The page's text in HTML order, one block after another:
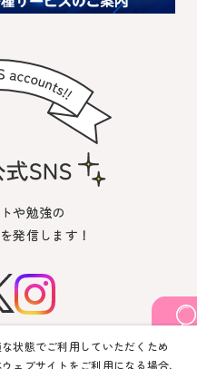
や勉強の
発信します！
状態でご利用していただくため
ェブサイトをご利用になる場合、